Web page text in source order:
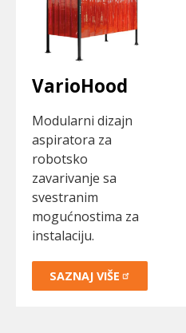
VarioHood
Modularni dizajn
aspiratora za
robotsko
zavarivanje sa
svestranim
mogućnostima za
instalaciju.
SAZNAJ VIŠE